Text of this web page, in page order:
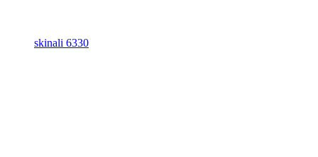
skinali 6330